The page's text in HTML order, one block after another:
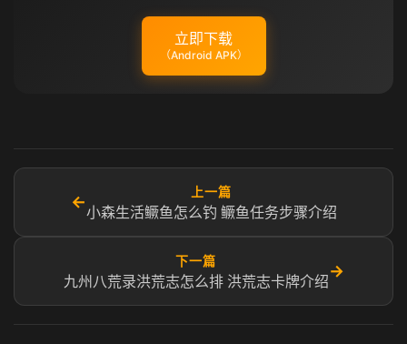
立即下载
（Android APK）
←
上一篇
小森生活鳜鱼怎么钓 鳜鱼任务步骤介绍
下一篇
九州八荒录洪荒志怎么排 洪荒志卡牌介绍
→